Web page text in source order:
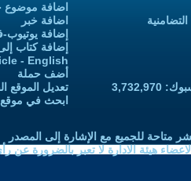
اضافة موضوع
اضافة خبر
إضافة
إضافة كتاب
- English
أضف حملة
تعديل الموقع
ابحث في موقع
متاحة للجميع مع الإشارة إلى المصدر
هيئة الادارة لا تعبر بالضرورة عن